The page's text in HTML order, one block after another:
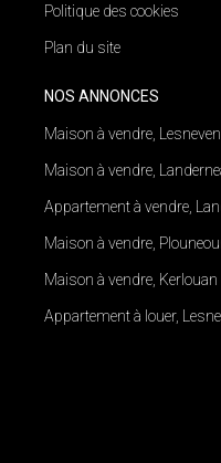
Politique des cookies
Plan du site
NOS ANNONCES
Maison à vendre, Lesneven
Maison à vendre,
Appartement à vendre,
Maison à vendre,
Maison à vendre, Kerlouan
Appartement à louer,